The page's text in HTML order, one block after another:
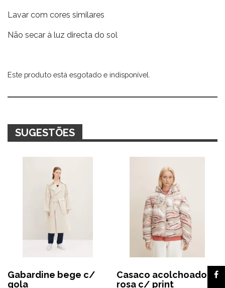
Lavar com cores similares
Não secar à luz directa do sol
Este produto está esgotado e indisponível.
Alternative:
SUGESTÕES
Gabardine bege c/
gola
Casaco acolchoado
rosa c/ print